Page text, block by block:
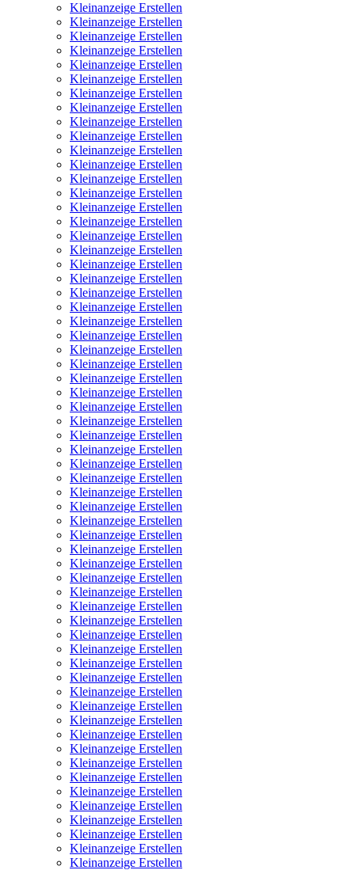
Kleinanzeige Erstellen
Kleinanzeige Erstellen
Kleinanzeige Erstellen
Kleinanzeige Erstellen
Kleinanzeige Erstellen
Kleinanzeige Erstellen
Kleinanzeige Erstellen
Kleinanzeige Erstellen
Kleinanzeige Erstellen
Kleinanzeige Erstellen
Kleinanzeige Erstellen
Kleinanzeige Erstellen
Kleinanzeige Erstellen
Kleinanzeige Erstellen
Kleinanzeige Erstellen
Kleinanzeige Erstellen
Kleinanzeige Erstellen
Kleinanzeige Erstellen
Kleinanzeige Erstellen
Kleinanzeige Erstellen
Kleinanzeige Erstellen
Kleinanzeige Erstellen
Kleinanzeige Erstellen
Kleinanzeige Erstellen
Kleinanzeige Erstellen
Kleinanzeige Erstellen
Kleinanzeige Erstellen
Kleinanzeige Erstellen
Kleinanzeige Erstellen
Kleinanzeige Erstellen
Kleinanzeige Erstellen
Kleinanzeige Erstellen
Kleinanzeige Erstellen
Kleinanzeige Erstellen
Kleinanzeige Erstellen
Kleinanzeige Erstellen
Kleinanzeige Erstellen
Kleinanzeige Erstellen
Kleinanzeige Erstellen
Kleinanzeige Erstellen
Kleinanzeige Erstellen
Kleinanzeige Erstellen
Kleinanzeige Erstellen
Kleinanzeige Erstellen
Kleinanzeige Erstellen
Kleinanzeige Erstellen
Kleinanzeige Erstellen
Kleinanzeige Erstellen
Kleinanzeige Erstellen
Kleinanzeige Erstellen
Kleinanzeige Erstellen
Kleinanzeige Erstellen
Kleinanzeige Erstellen
Kleinanzeige Erstellen
Kleinanzeige Erstellen
Kleinanzeige Erstellen
Kleinanzeige Erstellen
Kleinanzeige Erstellen
Kleinanzeige Erstellen
Kleinanzeige Erstellen
Kleinanzeige Erstellen